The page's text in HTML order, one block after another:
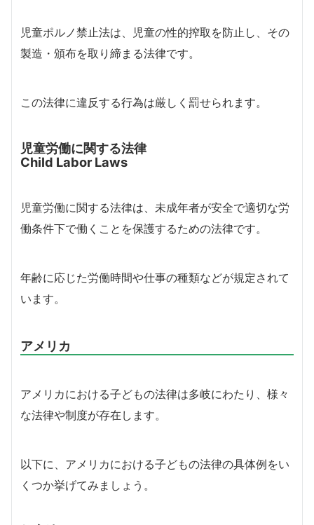
児童ポルノ禁止法は、児童の性的搾取を防止し、その
製造・頒布を取り締まる法律です。
この法律に違反する行為は厳しく罰せられます。
児童労働に関する法律
Child Labor Laws
児童労働に関する法律は、未成年者が安全で適切な労
働条件下で働くことを保護するための法律です。
年齢に応じた労働時間や仕事の種類などが規定されて
います。
アメリカ
アメリカにおける子どもの法律は多岐にわたり、様々
な法律や制度が存在します。
以下に、アメリカにおける子どもの法律の具体例をい
くつか挙げてみましょう。